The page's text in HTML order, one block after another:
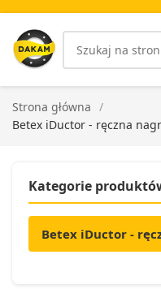
Strona główna
Betex iDuctor - ręczna
Kategorie
Betex iDuctor -